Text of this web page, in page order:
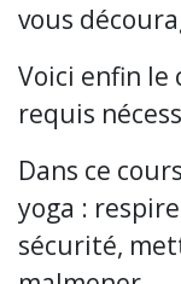
vous
Voici enfin le
requis
Dans ce
yoga :
sécurité,